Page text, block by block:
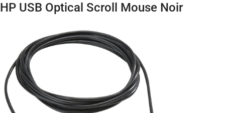
HP USB Optical Scroll Mouse Noir